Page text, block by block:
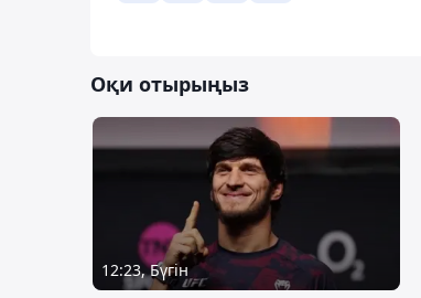
Оқи отырыңыз
12:23, Бүгін